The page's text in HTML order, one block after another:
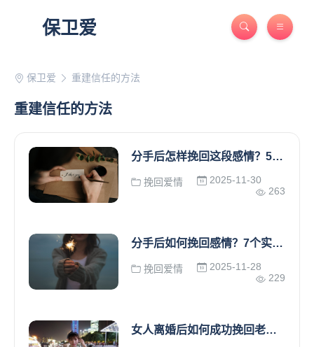
保卫爱
保卫爱 重建信任的方法
重建信任的方法
分手后怎样挽回这段感情？5个实用步骤帮你重建爱情
挽回爱情
2025-11-30
263
分手后如何挽回感情？7个实用技巧教你挽回分手的人
挽回爱情
2025-11-28
229
女人离婚后如何成功挽回老公？5个关键步骤让破镜重圆